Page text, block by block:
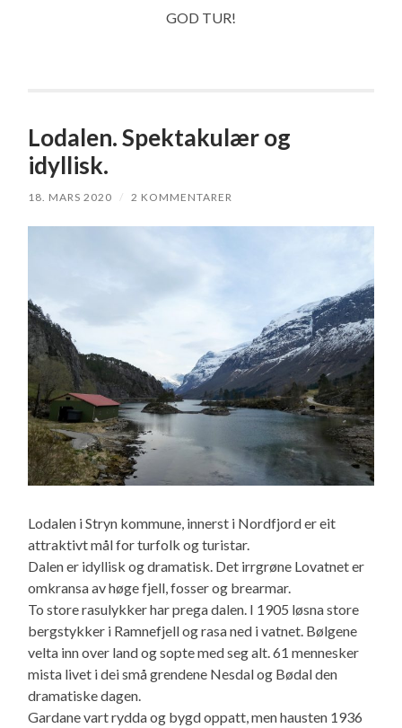
GOD TUR!
Lodalen. Spektakulær og
idyllisk.
18. MARS 2020 / 2 KOMMENTARER
Lodalen i Stryn kommune, innerst i Nordfjord er eit
attraktivt mål for turfolk og turistar.
Dalen er idyllisk og dramatisk. Det irrgrøne Lovatnet er
omkransa av høge fjell, fosser og brearmar.
To store rasulykker har prega dalen. I 1905 løsna store
bergstykker i Ramnefjell og rasa ned i vatnet. Bølgene
velta inn over land og sopte med seg alt. 61 mennesker
mista livet i dei små grendene Nesdal og Bødal den
dramatiske dagen.
Gardane vart rydda og bygd oppatt, men hausten 1936